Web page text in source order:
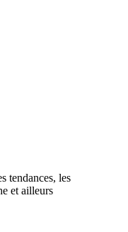
tendances, les
et ailleurs